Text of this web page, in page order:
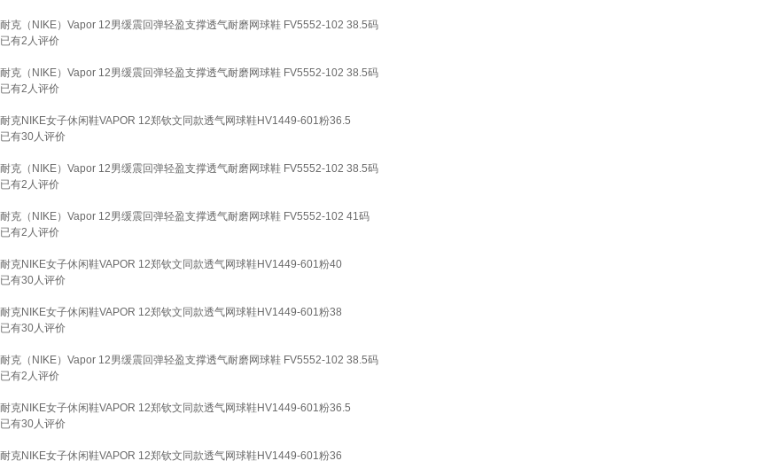
耐克（NIKE）Vapor 12男缓震回弹轻盈支撑透气耐磨网球鞋 FV5552-102 38.5码
已有2 人评价
耐克（NIKE）Vapor 12男缓震回弹轻盈支撑透气耐磨网球鞋 FV5552-102 38.5码
已有2 人评价
耐克NIKE女子休闲鞋VAPOR 12郑钦文同款透气网球鞋HV1449-601粉36.5
已有30人评价
耐克（NIKE）Vapor 12男缓震回弹轻盈支撑透气耐磨网球鞋 FV5552-102 38.5码
已有2 人评价
耐克（NIKE）Vapor 12男缓震回弹轻盈支撑透气耐磨网球鞋 FV5552-102 41码
已有2 人评价
耐克NIKE女子休闲鞋VAPOR 12郑钦文同款透气网球鞋HV1449-601粉40
已有30人评价
耐克NIKE女子休闲鞋VAPOR 12郑钦文同款透气网球鞋HV1449-601粉38
已有30人评价
耐克（NIKE）Vapor 12男缓震回弹轻盈支撑透气耐磨网球鞋 FV5552-102 38.5码
已有2 人评价
耐克NIKE女子休闲鞋VAPOR 12郑钦文同款透气网球鞋HV1449-601粉36.5
已有30人评价
耐克NIKE女子休闲鞋VAPOR 12郑钦文同款透气网球鞋HV1449-601粉36